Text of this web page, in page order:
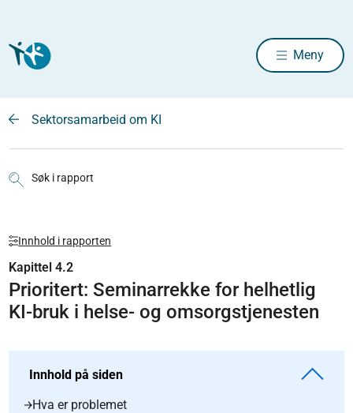
Meny
Sektorsamarbeid om KI
Søk i rapport
Innhold i rapporten
Kapittel 4.2
Prioritert: Seminarrekke for helhetlig
KI-bruk i helse- og omsorgstjenesten
Innhold på siden
Hva er problemet